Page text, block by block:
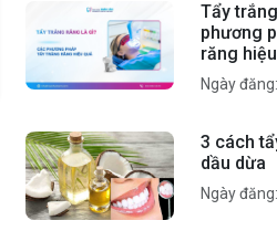
Tẩy
phương
răng
Ngày
3 cách
dầu dừa
Ngày